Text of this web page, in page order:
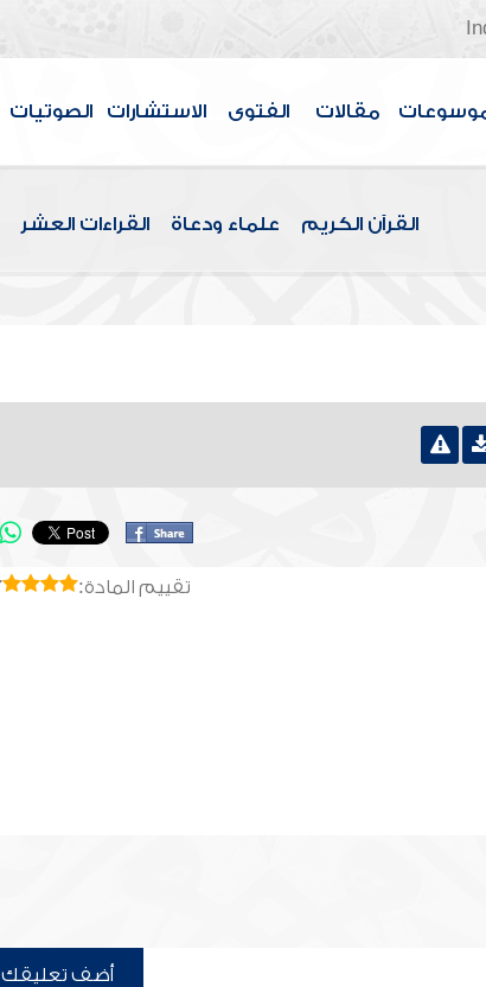
مقالات الفتوى الاستشارات الصوتيات
القرآن الكريم علماء ودعاة القراءات العشر
تقييم المادة:
أضف تعليقك